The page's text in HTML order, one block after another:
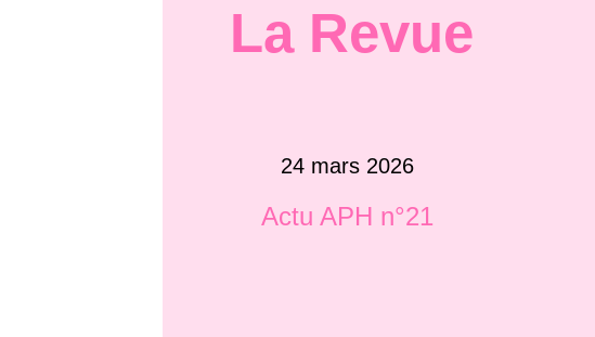
La Revue
24 mars 2026
Actu APH n°21